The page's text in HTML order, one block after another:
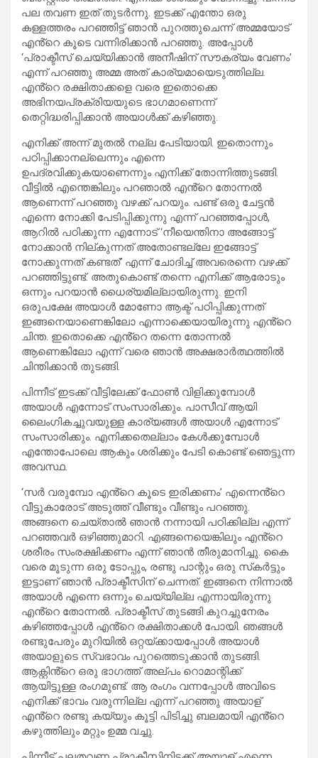
പല തവണ ഇത് തുടര്‍ന്നു. ഇടക്ക് എന്തോ ഒരു
കള്ളത്തരം പറഞ്ഞിട്ട് ഞാന്‍ പുറത്തുചെന്ന് അമ്മയോട്
എൻ്റെ കൂടെ വന്നിരിക്കാന്‍ പറഞ്ഞു. അപ്പോള്‍
‘പ്രാക്ടീസ് ചെയ്യിക്കാന്‍ അനീഷിന് സൗകര്യം വേണം’
എന്ന് പറഞ്ഞു അമ്മ അത് കാര്യമായെടുത്തില്ല.
എൻ്റെ രക്ഷിതാക്കളെ വരെ ഇതൊക്കെ
അഭിനയപ്രക്രിയയുടെ ഭാഗമാണെന്ന്
തെറ്റിദ്ധരിപ്പിക്കാന്‍ അയാള്‍ക്ക് കഴിഞ്ഞു.
എനിക്ക് അന്ന് മുതല്‍ നല്ല പേടിയായി. ഇതൊന്നും
പഠിപ്പിക്കാനല്ലെന്നും എന്നെ
ഉപദ്രവിക്കുകയാണെന്നും എനിക്ക് തോന്നിത്തുടങ്ങി.
വീട്ടില്‍ എന്തെങ്കിലും പറഞാല്‍ എൻ്റെ തോന്നല്‍
ആണെന്ന് പറഞ്ഞു വഴക്ക് പറയും. പണ്ട് ഒരു ചേട്ടന്‍
എന്നെ നോക്കി പേടിപ്പിക്കുന്നു എന്ന് പറഞ്ഞപ്പോള്‍,
ആറില്‍ പഠിക്കുന്ന എന്നോട് ‘നീയെന്തിനാ അങ്ങോട്ട്
നോക്കാന്‍ നില്കുന്നത് അതോണ്ടല്ലേ ഇങ്ങോട്ട്
നോക്കുന്നത് കണ്ടത്’ എന്ന് ചോദിച്ച് അവരെന്നെ വഴക്ക്
പറഞ്ഞിട്ടുണ്ട്. അതുകൊണ്ട് തന്നെ എനിക്ക് ആരോടും
ഒന്നും പറയാന്‍ ധൈര്യമില്ലായിരുന്നു. ഇനി
ഒരുപക്ഷേ അയാള്‍ മോണോ ആക്ട് പഠിപ്പിക്കുന്നത്
ഇങ്ങനെയാണെങ്കിലോ എന്നാക്കെയായിരുന്നു എൻ്റെ
ചിന്ത. ഇതൊക്കെ എൻ്റെ തന്നെ തോന്നല്‍
ആണെങ്കിലോ എന്ന് വരെ ഞാന്‍ അക്ഷരാര്‍ത്ഥത്തില്‍
ചിന്തിക്കാന്‍ തുടങ്ങി.
പിന്നീട് ഇടക്ക് വീട്ടിലേക്ക് ഫോണ്‍ വിളിക്കുമ്പോള്‍
അയാള്‍ എന്നോട് സംസാരിക്കും. പാസീവ് ആയി
ലൈംഗികച്ചുവയുള്ള കാര്യങ്ങള്‍ അയാള്‍ എന്നോട്
സംസാരിക്കും. എനിക്കതെല്ലാം കേള്‍ക്കുമ്പോള്‍
എന്തോപോലെ ആകും ശരിക്കും പേടി കൊണ്ട് ഞെട്ടുന്ന
അവസ്ഥ.
‘സര്‍ വരുമ്പോ എൻ്റെ കൂടെ ഇരിക്കണം’ എന്നെൻ്റെ
വീട്ടുകാരോട് അടുത്ത് വീണ്ടും വീണ്ടും പറഞ്ഞു.
അങ്ങനെ ചെയ്താല്‍ ഞാന്‍ നന്നായി പഠിക്കില്ല എന്ന്
പറഞ്ഞവര്‍ ഒഴിഞ്ഞുമാറി. എങ്ങനെയെങ്കിലും എൻ്റെ
ശരീരം സംരക്ഷിക്കണം എന്ന് ഞാന്‍ തീരുമാനിച്ചു. കൈ
വരെ മൂടുന്ന ഒരു ടോപ്പും, രണ്ടു പാന്റും ഒരു സ്‌കര്‍ട്ടും
ഇട്ടാണ് ഞാന്‍ പ്രാക്ടീസിന് ചെന്നത്. ഇങ്ങനെ നിന്നാല്‍
അയാള്‍ എന്നെ ഒന്നും ചെയ്യില്ല എന്നായിരുന്നു
എൻ്റെ തോന്നല്‍. പ്രാക്ടീസ് തുടങ്ങി കുറച്ചുനേരം
കഴിഞ്ഞപ്പോള്‍ എൻ്റെ രക്ഷിതാക്കള്‍ പോയി. ഞങ്ങള്‍
രണ്ടുപേരും മുറിയില്‍ ഒറ്റയ്ക്കായപ്പോള്‍ അയാള്‍
അയാളുടെ സ്വഭാവം പുറത്തെടുക്കാന്‍ തുടങ്ങി.
ആക്റ്റിൻ്റെ ഒരു ഭാഗത്ത് അല്പം റൊമാന്റിക്ക്
ആയിട്ടുള്ള രംഗമുണ്ട്. ആ രംഗം വന്നപ്പോള്‍ അവിടെ
എനിക്ക് ഭാവം വരുന്നില്ല എന്ന് പറഞ്ഞു അയാള്
എൻ്റെ രണ്ടു കയ്യും കൂട്ടി പിടിച്ചു ബലമായി എൻ്റെ
കഴുത്തിലും മറ്റും ഉമ്മ വച്ചു.